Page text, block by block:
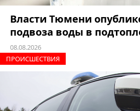
Власти Тюмени
подвоза воды в
08.08.2026
ПРОИCШЕСТВИЯ